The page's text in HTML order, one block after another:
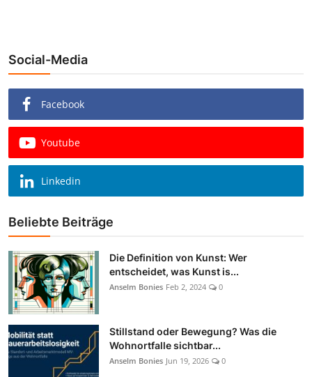
Social-Media
Facebook
Youtube
Linkedin
Beliebte Beiträge
Die Definition von Kunst: Wer
entscheidet, was Kunst is...
Anselm Bonies Feb 2, 2024 0
Stillstand oder Bewegung? Was die
Wohnortfalle sichtbar...
Anselm Bonies Jun 19, 2026 0